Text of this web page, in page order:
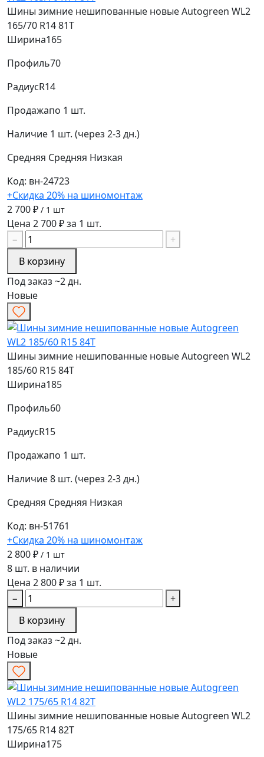
Шины зимние нешипованные новые Autogreen WL2
165/70 R14 81T
Ширина165
Профиль70
РадиусR14
Продажапо 1 шт.
Наличие 1 шт. (через 2-3 дн.)
Средняя Средняя Низкая
Код: вн-24723
+Скидка 20% на шиномонтаж
2 700 ₽ / 1 шт
Цена 2 700 ₽ за 1 шт.
−
+
В корзину
Под заказ ~2 дн.
Новые
Шины зимние нешипованные новые Autogreen WL2
185/60 R15 84T
Ширина185
Профиль60
РадиусR15
Продажапо 1 шт.
Наличие8 шт. (через 2-3 дн.)
Средняя Средняя Низкая
Код: вн-51761
+Скидка 20% на шиномонтаж
2 800 ₽ / 1 шт
8 шт. в наличии
Цена 2 800 ₽ за 1 шт.
−
+
В корзину
Под заказ ~2 дн.
Новые
Шины зимние нешипованные новые Autogreen WL2
175/65 R14 82T
Ширина175